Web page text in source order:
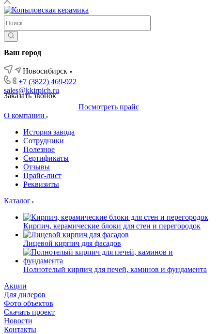
Ваш город
Новосибирск
+7 (3822) 469-922
sales@kkirpich.ru
Заказать звонок
Посмотреть прайс
О компании
История завода
Сотрудники
Полезное
Сертификаты
Отзывы
Прайс-лист
Реквизиты
Каталог
Кирпич, керамические блоки для стен и перегородок
Лицевой кирпич для фасадов
Полнотелый кирпич для печей, каминов и фундамента
Акции
Для дилеров
Фото объектов
Скачать проект
Новости
Контакты